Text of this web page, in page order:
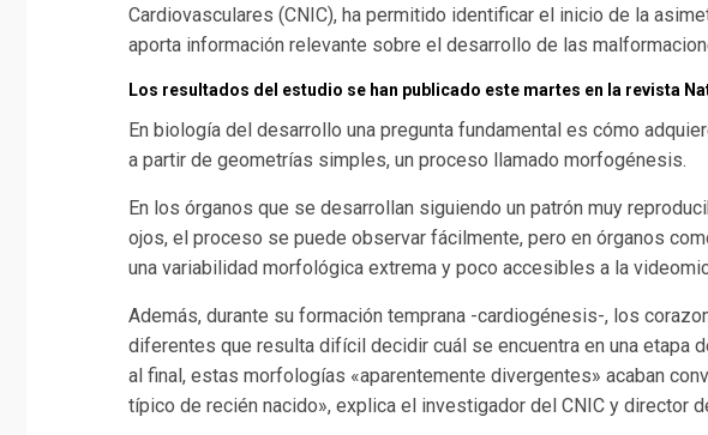
Cardiovasculares (CNIC), ha permitido identificar el inicio de la
aporta información relevante sobre el desarrollo de las
Los resultados del estudio se han publicado este martes en la revista
En biología del desarrollo una pregunta fundamental es cómo
a partir de geometrías simples, un proceso llamado morfogénesis.
En los órganos que se desarrollan siguiendo un patrón muy
ojos, el proceso se puede observar fácilmente, pero en órganos
una variabilidad morfológica extrema y poco accesibles a la
Además, durante su formación temprana -cardiogénesis-, los
diferentes que resulta difícil decidir cuál se encuentra en una etapa
al final, estas morfologías «aparentemente divergentes» acaban
típico de recién nacido», explica el investigador del CNIC y director